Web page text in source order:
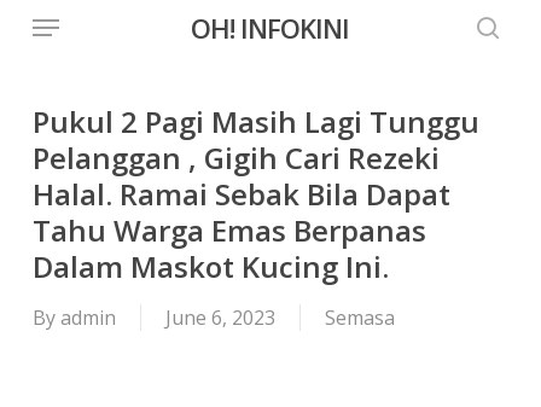
content
OH! INFOKINI
Menu
Pukul 2 Pagi Masih Lagi Tunggu
Pelanggan , Gigih Cari Rezeki
Halal. Ramai Sebak Bila Dapat
Tahu Warga Emas Berpanas
Dalam Maskot Kucing Ini.
Byadmin June 6, 2023 Semasa